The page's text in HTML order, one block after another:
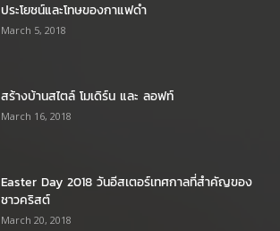
ประโยชน์และโทษของกาแฟดำ
March 5, 2018
สร้างบ้านสไตล์ โมเดิร์น และ ลอฟท์
March 16, 2018
Easter Day 2018 วันอีสเตอร์เทศกาลที่สำคัญของ
ชาวคริสต์
March 20, 2018